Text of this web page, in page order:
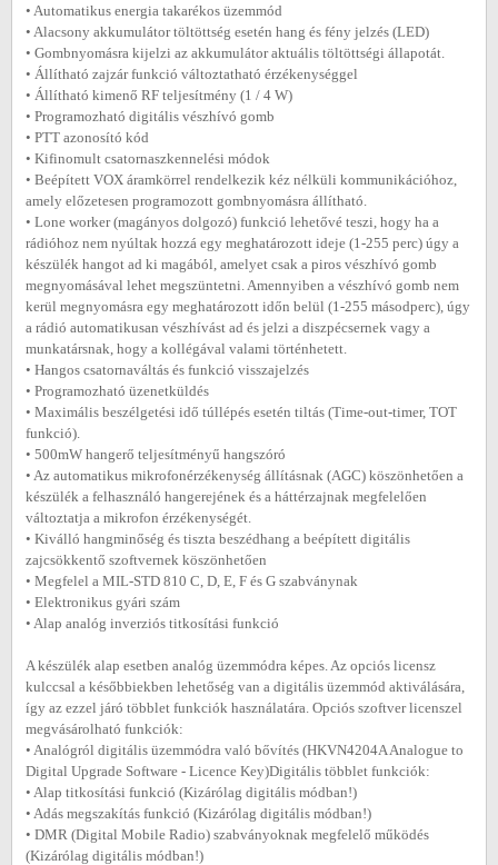
• Automatikus energia takarékos üzemmód
• Alacsony akkumulátor töltöttség esetén hang és fény jelzés (LED)
• Gombnyomásra kijelzi az akkumulátor aktuális töltöttségi állapotát.
• Állítható zajzár funkció változtatható érzékenységgel
• Állítható kimenő RF teljesítmény (1 / 4 W)
• Programozható digitális vészhívó gomb
• PTT azonosító kód
• Kifinomult csatornaszkennelési módok
• Beépített VOX áramkörrel rendelkezik kéz nélküli kommunikációhoz,
amely előzetesen programozott gombnyomásra állítható.
• Lone worker (magányos dolgozó) funkció lehetővé teszi, hogy ha a
rádióhoz nem nyúltak hozzá egy meghatározott ideje (1-255 perc) úgy a
készülék hangot ad ki magából, amelyet csak a piros vészhívó gomb
megnyomásával lehet megszüntetni. Amennyiben a vészhívó gomb nem
kerül megnyomásra egy meghatározott időn belül (1-255 másodperc), úgy
a rádió automatikusan vészhívást ad és jelzi a diszpécsernek vagy a
munkatársnak, hogy a kollégával valami történhetett.
• Hangos csatornaváltás és funkció visszajelzés
• Programozható üzenetküldés
• Maximális beszélgetési idő túllépés esetén tiltás (Time-out-timer, TOT
funkció).
• 500mW hangerő teljesítményű hangszóró
• Az automatikus mikrofonérzékenység állításnak (AGC) köszönhetően a
készülék a felhasználó hangerejének és a háttérzajnak megfelelően
változtatja a mikrofon érzékenységét.
• Kiválló hangminőség és tiszta beszédhang a beépített digitális
zajcsökkentő szoftvernek köszönhetően
• Megfelel a MIL-STD 810 C, D, E, F és G szabványnak
• Elektronikus gyári szám
• Alap analóg inverziós titkosítási funkció
A készülék alap esetben analóg üzemmódra képes. Az opciós licensz
kulccsal a későbbiekben lehetőség van a digitális üzemmód aktiválására,
így az ezzel járó többlet funkciók használatára. Opciós szoftver licenszel
megvásárolható funkciók:
• Analógról digitális üzemmódra való bővítés (HKVN4204A Analogue to
Digital Upgrade Software - Licence Key)Digitális többlet funkciók:
• Alap titkosítási funkció (Kizárólag digitális módban!)
• Adás megszakítás funkció (Kizárólag digitális módban!)
• DMR (Digital Mobile Radio) szabványoknak megfelelő működés
(Kizárólag digitális módban!)